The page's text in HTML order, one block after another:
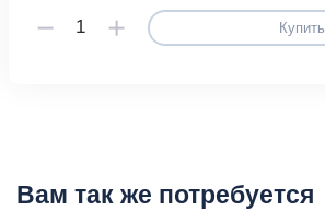
Купить
Вам так же потребуется